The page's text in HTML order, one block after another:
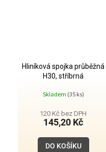
Hliníková spojka průběžná
H30, stříbrná
Skladem (35 ks)
120 Kč bez DPH
145,20 Kč
DO KOŠÍKU